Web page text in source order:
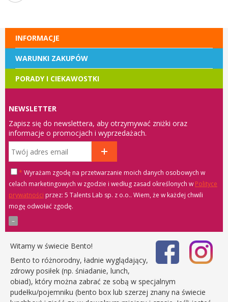
INFORMACJE
WARUNKI ZAKUPÓW
PORADY I CIEKAWOSTKI
NEWSLETTER
Zapisz się do newslettera, aby otrzymywać zniżki oraz
informacje o promocjach i wyprzedażach.
* Wyrażam zgodę na przetwarzanie moich danych osobowych w
celach marketingowych w zgodzie i według zasad określonych w Polityce
prywatności
przez: 5 Talents Lab sp. z o.o.. Wiem, że w każdej chwili
mogę odwołać zgodę.
Witamy w świecie Bento!
Bento to różnorodny, ładnie wyglądający,
zdrowy posiłek (np. śniadanie, lunch,
obiad), który można zabrać ze sobą w specjalnym
pudełku/pojemniku (bento box lub szerzej znany na świecie